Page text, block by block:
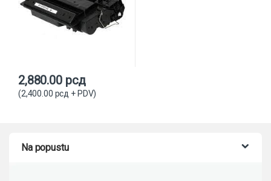
2,880.00 рсд
(2,400.00 рсд + PDV)
Na popustu